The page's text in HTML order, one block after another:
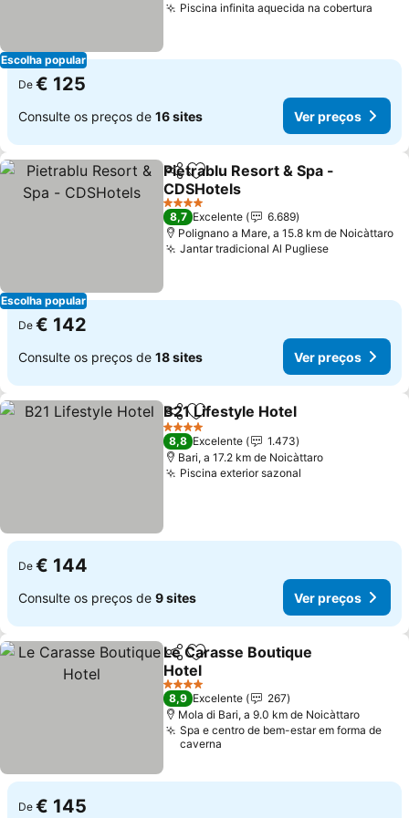
Escolha popular
Piscina infinita aquecida na cobertura
De € 125
Consulte os preços de 16 sites Ver preços
Escolha popular
PartilharAdicionar aos favoritos
Pietrablu Resort & Spa -
CDSHotels
4 Estrelas
8,7 Excelente
6.689
Polignano a Mare, a 15.8 km de Noicàttaro
Jantar tradicional Al Pugliese
De € 142
Consulte os preços de 18 sites Ver preços
PartilharAdicionar aos favoritos
B21 Lifestyle Hotel
4 Estrelas
8,8 Excelente
1.473
Bari, a 17.2 km de Noicàttaro
Piscina exterior sazonal
De € 144
Consulte os preços de 9 sites Ver preços
PartilharAdicionar aos favoritos
Le Carasse Boutique
Hotel
4 Estrelas
8,9 Excelente
267
Mola di Bari, a 9.0 km de Noicàttaro
Spa e centro de bem-estar em forma de
caverna
De € 145